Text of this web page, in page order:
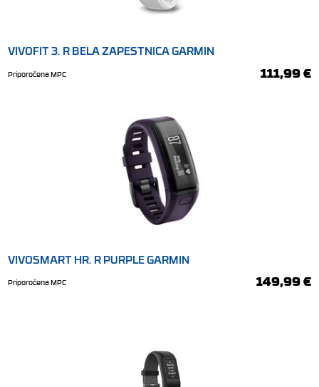
VIVOFIT 3. R BELA ZAPESTNICA GARMIN
Priporočena MPC 111,99 €
VIVOSMART HR. R PURPLE GARMIN
Priporočena MPC 149,99 €